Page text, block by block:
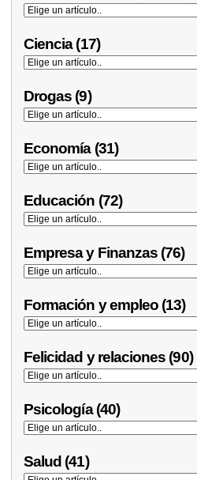
Ciencia (17)
Drogas (9)
Economía (31)
Educación (72)
Empresa y Finanzas (76)
Formación y empleo (13)
Felicidad y relaciones (90)
Psicología (40)
Salud (41)